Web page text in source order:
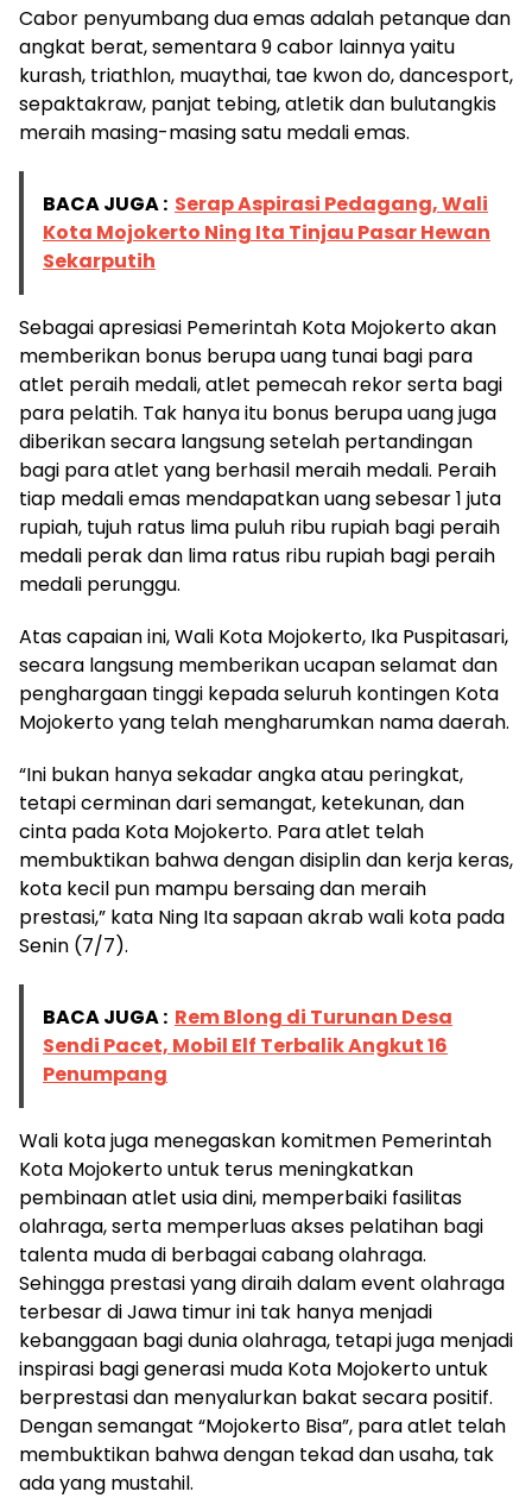
Cabor penyumbang dua emas adalah petanque dan
angkat berat, sementara 9 cabor lainnya yaitu
kurash, triathlon, muaythai, tae kwon do, dancesport,
sepaktakraw, panjat tebing, atletik dan bulutangkis
meraih masing-masing satu medali emas.
BACA JUGA : Serap Aspirasi Pedagang, Wali
Kota Mojokerto Ning Ita Tinjau Pasar Hewan
Sekarputih
Sebagai apresiasi Pemerintah Kota Mojokerto akan
memberikan bonus berupa uang tunai bagi para
atlet peraih medali, atlet pemecah rekor serta bagi
para pelatih. Tak hanya itu bonus berupa uang juga
diberikan secara langsung setelah pertandingan
bagi para atlet yang berhasil meraih medali. Peraih
tiap medali emas mendapatkan uang sebesar 1 juta
rupiah, tujuh ratus lima puluh ribu rupiah bagi peraih
medali perak dan lima ratus ribu rupiah bagi peraih
medali perunggu.
Atas capaian ini, Wali Kota Mojokerto, Ika Puspitasari,
secara langsung memberikan ucapan selamat dan
penghargaan tinggi kepada seluruh kontingen Kota
Mojokerto yang telah mengharumkan nama daerah.
“Ini bukan hanya sekadar angka atau peringkat,
tetapi cerminan dari semangat, ketekunan, dan
cinta pada Kota Mojokerto. Para atlet telah
membuktikan bahwa dengan disiplin dan kerja keras,
kota kecil pun mampu bersaing dan meraih
prestasi,” kata Ning Ita sapaan akrab wali kota pada
Senin (7/7).
BACA JUGA : Rem Blong di Turunan Desa
Sendi Pacet, Mobil Elf Terbalik Angkut 16
Penumpang
Wali kota juga menegaskan komitmen Pemerintah
Kota Mojokerto untuk terus meningkatkan
pembinaan atlet usia dini, memperbaiki fasilitas
olahraga, serta memperluas akses pelatihan bagi
talenta muda di berbagai cabang olahraga.
Sehingga prestasi yang diraih dalam event olahraga
terbesar di Jawa timur ini tak hanya menjadi
kebanggaan bagi dunia olahraga, tetapi juga menjadi
inspirasi bagi generasi muda Kota Mojokerto untuk
berprestasi dan menyalurkan bakat secara positif.
Dengan semangat “Mojokerto Bisa”, para atlet telah
membuktikan bahwa dengan tekad dan usaha, tak
ada yang mustahil.